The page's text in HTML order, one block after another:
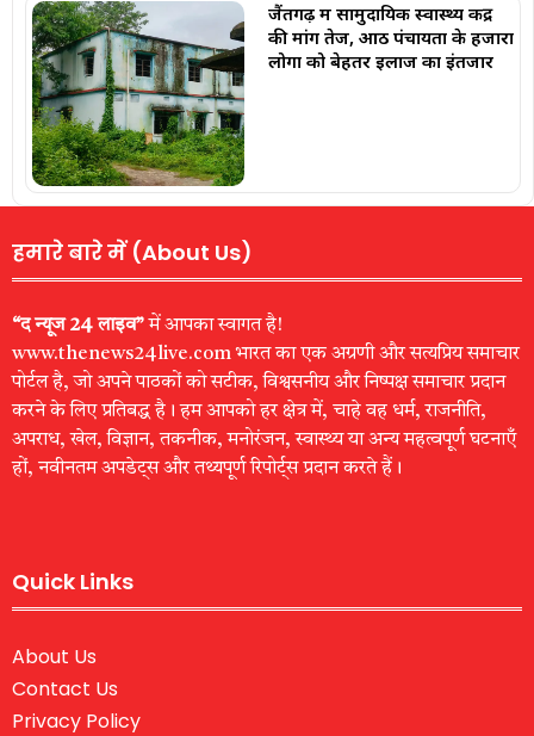
जैंतगढ़ में सामुदायिक स्वास्थ्य केंद्र
की मांग तेज, आठ पंचायतों के हजारों
लोगों को बेहतर इलाज का इंतजार
हमारे बारे में (About Us)
“द न्यूज 24 लाइव”में आपका स्वागत है!
www.thenews24live.com भारत का एक अग्रणी और सत्यप्रिय समाचार
पोर्टल है, जो अपने पाठकों को सटीक, विश्वसनीय और निष्पक्ष समाचार प्रदान
करने के लिए प्रतिबद्ध है। हम आपको हर क्षेत्र में, चाहे वह धर्म, राजनीति,
अपराध, खेल, विज्ञान, तकनीक, मनोरंजन, स्वास्थ्य या अन्य महत्वपूर्ण घटनाएँ
हों, नवीनतम अपडेट्स और तथ्यपूर्ण रिपोर्ट्स प्रदान करते हैं।
Quick Links
About Us
Contact Us
Privacy Policy